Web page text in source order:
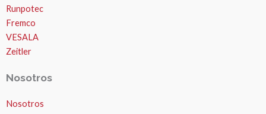
Runpotec
Fremco
VESALA
Zeitler
Nosotros
Nosotros